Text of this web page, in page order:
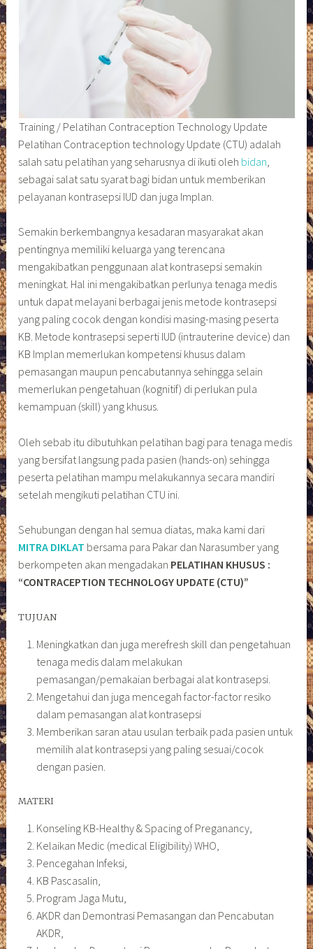
Training / Pelatihan Contraception Technology Update
Pelatihan Contraception technology Update (CTU) adalah
salah satu pelatihan yang seharusnya di ikuti oleh bidan
sebagai salat satu syarat bagi bidan untuk memberikan
pelayanan kontrasepsi IUD dan juga Implan.
Semakin berkembangnya kesadaran masyarakat akan
pentingnya memiliki keluarga yang terencana
mengakibatkan penggunaan alat kontrasepsi semakin
meningkat. Hal ini mengakibatkan perlunya tenaga medis
untuk dapat melayani berbagai jenis metode kontrasepsi
yang paling cocok dengan kondisi masing-masing peserta
KB. Metode kontrasepsi seperti IUD (intrauterine device) dan
KB Implan memerlukan kompetensi khusus dalam
pemasangan maupun pencabutannya sehingga selain
memerlukan pengetahuan (kognitif) di perlukan pula
kemampuan (skill) yang khusus.
Oleh sebab itu dibutuhkan pelatihan bagi para tenaga medis
yang bersifat langsung pada pasien (hands-on) sehingga
peserta pelatihan mampu melakukannya secara mandiri
setelah mengikuti pelatihan CTU ini.
Sehubungan dengan hal semua diatas, maka kami dari
MITRA DIKLAT bersama para Pakar dan Narasumber yang
berkompeten akan mengadakan PELATIHAN KHUSUS :
“CONTRACEPTION TECHNOLOGY UPDATE (CTU)”
TUJUAN
Meningkatkan dan juga merefresh skill dan pengetahuan
tenaga medis dalam melakukan
pemasangan/pemakaian berbagai alat kontrasepsi.
Mengetahui dan juga mencegah factor-factor resiko
dalam pemasangan alat kontrasepsi
Memberikan saran atau usulan terbaik pada pasien untuk
memilih alat kontrasepsi yang paling sesuai/cocok
dengan pasien.
MATERI
Konseling KB-Healthy & Spacing of Preganancy,
Kelaikan Medic (medical Eligibility) WHO,
Pencegahan Infeksi,
KB Pascasalin,
Program Jaga Mutu,
AKDR dan Demontrasi Pemasangan dan Pencabutan
AKDR,